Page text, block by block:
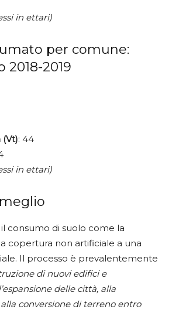
in ettari)
per comune:
2019
(Vt): 44
in ettari)
consumo di suolo come la
copertura non artificiale a una
Il processo è prevalentemente
di nuovi edifici e
delle città, alla
conversione di terreno entro